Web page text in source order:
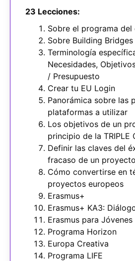
23 Lecciones:
Sobre el programa del
Sobre Building Bridges
Terminología
Necesidades,
/ Presupuesto
Crear tu EU Login
Panorámica sobre las
plataformas a utilizar
Los objetivos de un
principio de la TRIPLE
Definir las claves del
fracaso de un proyecto
Cómo convertirse en
proyectos europeos
Erasmus+
Erasmus+ KA3:
Erasmus para
Programa Horizon
Europa Creativa
Programa LIFE